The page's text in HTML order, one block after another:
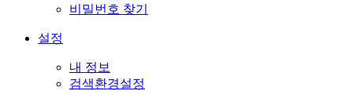
비밀번호 찾기
설정
내 정보
검색환경설정